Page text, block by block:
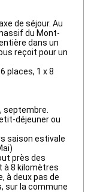
de séjour. Au
du Mont-
dans un
reçoit pour un
places, 1 x 8
septembre.
déjeuner ou
saison estivale
près des
à 8 kilomètres
à deux pas de
sur la commune